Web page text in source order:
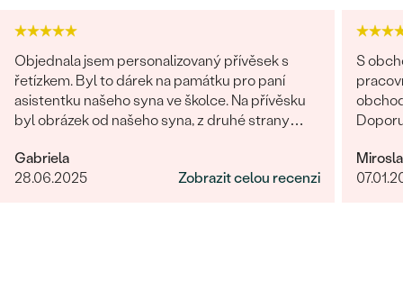
Objednala jsem personalizovaný přívěsek s
řetízkem. Byl to dárek na památku pro paní
asistentku našeho syna ve školce. Na přívěsku
byl obrázek od našeho syna, z druhé strany
dořešili jsme všechny detaily objednávky. Šperk
je nádherný, udělal velikou radost, je originální a
Gabriela
28.06.2025
Zobrazit celou recenzi
S